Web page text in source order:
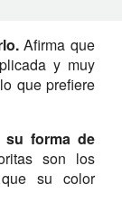
Afirma que
y muy
que prefiere
su forma de
son los
su color